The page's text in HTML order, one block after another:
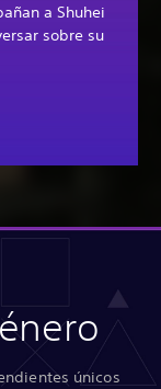
a Shuhei
sobre su
únicos